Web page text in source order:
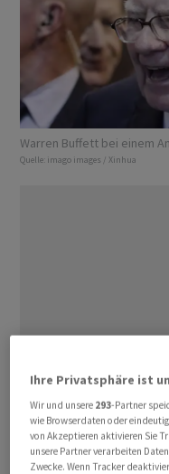
Warren Buffett bei einem
Quelle: imago images / Xinhua
Ihre Privatsphäre ist
Wir und unsere 293-Partner
wie Browserdaten oder
von Akzeptieren aktivieren Sie
unsere Partner verarbeiten
Zwecke. Wenn Tracker